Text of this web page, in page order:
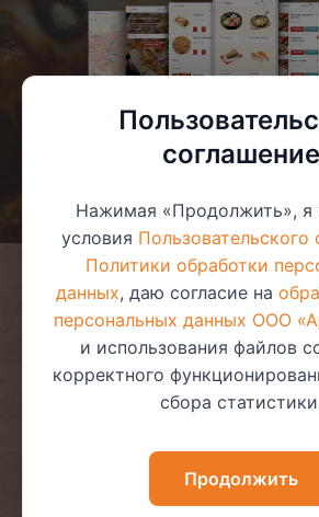
Магазин
Политика видеонаблюдения
обработки файлов
соглашение
Нажимая «Продолжить», я
условия Пользовательского
Политики обработки
данных, даю согласие на
персональных данных ООО
и использования файлов
корректного
сбора
Продолжить